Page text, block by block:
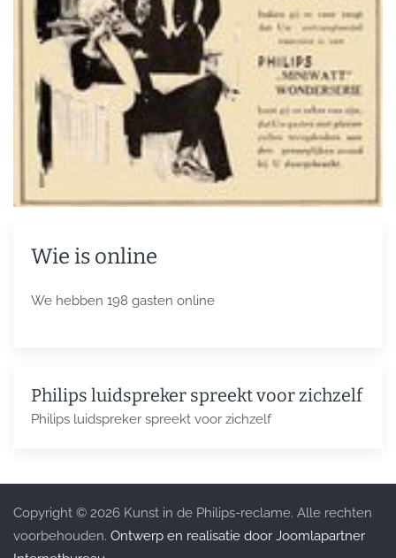
Wie is online
We hebben 198 gasten online
Philips luidspreker spreekt voor zichzelf
Philips luidspreker spreekt voor zichzelf
Copyright © 2026 Kunst in de Philips-reclame. Alle rechten
voorbehouden. Ontwerp en realisatie door Joomlapartner